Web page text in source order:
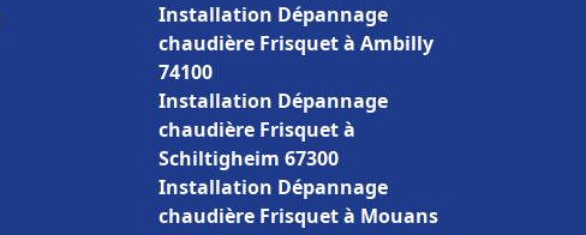
Installation Dépannage
chaudière Frisquet à Ambilly
74100
Installation Dépannage
chaudière Frisquet à
Schiltigheim 67300
Installation Dépannage
chaudière Frisquet à Mouans